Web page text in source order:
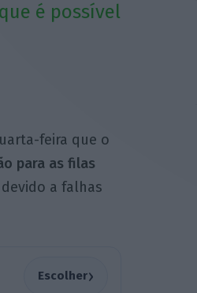
é possível
feira que o
para as filas
a falhas
Escolher›